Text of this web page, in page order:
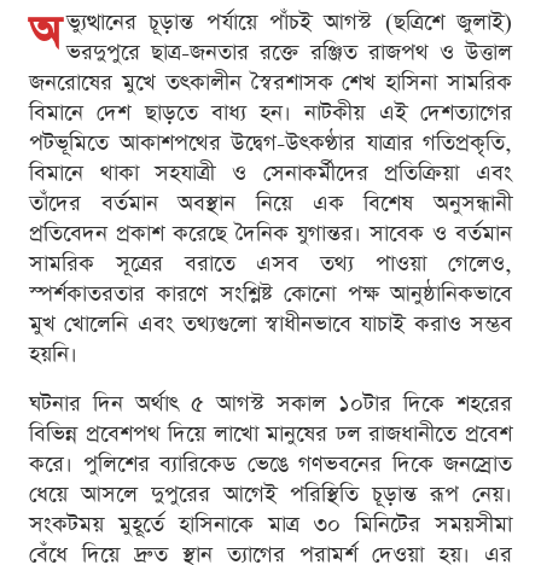
অ ভ্যুত্থানের চূড়ান্ত পর্যায়ে পাঁচই আগস্ট (ছত্রিশে জুলাই)
ভরদুপুরে ছাত্র-জনতার রক্তে রঞ্জিত রাজপথ ও উত্তাল
জনরোষের মুখে তৎকালীন স্বৈরশাসক শেখ হাসিনা সামরিক
বিমানে দেশ ছাড়তে বাধ্য হন। নাটকীয় এই দেশত্যাগের
পটভূমিতে আকাশপথের উদ্বেগ-উৎকণ্ঠার যাত্রার গতিপ্রকৃতি,
বিমানে থাকা সহযাত্রী ও সেনাকর্মীদের প্রতিক্রিয়া এবং
তাঁদের বর্তমান অবস্থান নিয়ে এক বিশেষ অনুসন্ধানী
প্রতিবেদন প্রকাশ করেছে দৈনিক যুগান্তর। সাবেক ও বর্তমান
সামরিক সূত্রের বরাতে এসব তথ্য পাওয়া গেলেও,
স্পর্শকাতরতার কারণে সংশ্লিষ্ট কোনো পক্ষ আনুষ্ঠানিকভাবে
মুখ খোলেনি এবং তথ্যগুলো স্বাধীনভাবে যাচাই করাও সম্ভব
হয়নি।
ঘটনার দিন অর্থাৎ ৫ আগস্ট সকাল ১০টার দিকে শহরের
বিভিন্ন প্রবেশপথ দিয়ে লাখো মানুষের ঢল রাজধানীতে প্রবেশ
করে। পুলিশের ব্যারিকেড ভেঙে গণভবনের দিকে জনস্রোত
ধেয়ে আসলে দুপুরের আগেই পরিস্থিতি চূড়ান্ত রূপ নেয়।
সংকটময় মুহূর্তে হাসিনাকে মাত্র ৩০ মিনিটের সময়সীমা
বেঁধে দিয়ে দ্রুত স্থান ত্যাগের পরামর্শ দেওয়া হয়। এর